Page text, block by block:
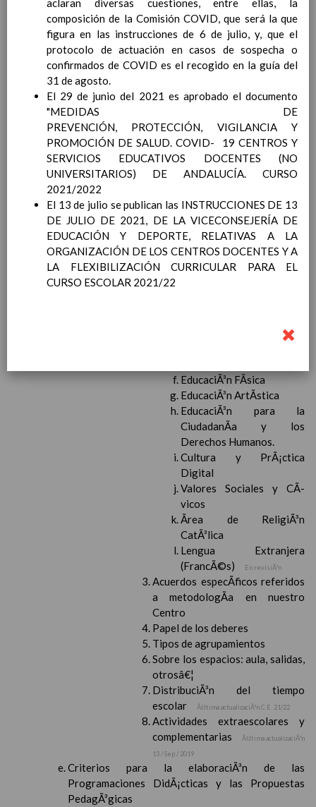
(FrancÃ©s) En revisiÃ³n
Objetivos del Ã¡rea
revisiÃ³n
ContribuciÃ³n del Ã¡rea a
las competencias clave
En
ConcreciÃ³n curricular
para la etapa. Perfiles de
Ã¡rea y de
competencias
En revisiÃ³n
Valores y temas transversales a
desarrollar
Principios generales
metodolÃ³gicos
MetodologÃ­a especÃ­fica de
cada Ã¡rea a seguir
Lengua Castellana y
EducaciÃ³n FÃ­sica
EducaciÃ³n ArtÃ­stica
EducaciÃ³n para la
CiudadanÃ­a y los
Derechos Humanos.
Cultura y PrÃ¡ctica
Digital
Valores Sociales y CÃ­
vicos
Ãrea de ReligiÃ³n
CatÃ³lica
Lengua Extranjera
(FrancÃ©s)
En revisiÃ³n
Acuerdos especÃ­ficos referidos
a metodologÃ­a en nuestro
Centro
Papel de los deberes
Tipos de agrupamientos
Sobre los espacios: aula, salidas,
otrosâ€¦
DistribuciÃ³n del tiempo
escolar
Ãšltima actualizaciÃ³n C.E. 21/22
Actividades extraescolares y
complementarias
Ãšltima actualizaciÃ³n
13 / Sep / 2019
Criterios para la elaboraciÃ³n de las
Programaciones DidÃ¡cticas y las Propuestas
PedagÃ³gicas
aclaran diversas cuestiones, entre ellas, la
composición de la Comisión COVID, que será la que
figura en las instrucciones de 6 de julio, y, que el
protocolo de actuación en casos de sospecha o
confirmados de COVID es el recogido en la guía del
31 de agosto.
El 29 de junio del 2021 es aprobado el documento
"MEDIDAS DE
PREVENCIÓN, PROTECCIÓN, VIGILANCIA Y
PROMOCIÓN DE SALUD. COVID- 19 CENTROS Y
SERVICIOS EDUCATIVOS DOCENTES (NO
UNIVERSITARIOS) DE ANDALUCÍA. CURSO
2021/2022
El 13 de julio se publican las INSTRUCCIONES DE 13
DE JULIO DE 2021, DE LA VICECONSEJERÍA DE
EDUCACIÓN Y DEPORTE, RELATIVAS A LA
ORGANIZACIÓN DE LOS CENTROS DOCENTES Y A
LA FLEXIBILIZACIÓN CURRICULAR PARA EL
CURSO ESCOLAR 2021/22